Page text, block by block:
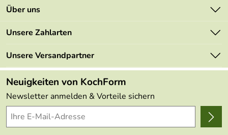
Kontakt
Mehrwertsteuerfrei
Retourenportal
FAQs
Lieferbedingungen
Delivery Terms
Kundenlogin
Über uns
Marken
Angebote
Made in Germany
Themen
Wir über uns
Presse
Unsere Zahlarten
Unsere Versandpartner
Neuigkeiten von KochForm
Newsletter anmelden & Vorteile sichern